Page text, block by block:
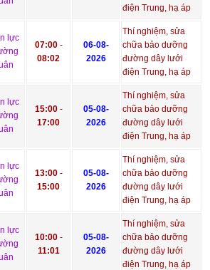
điện Trung, hạ áp
lực
07:00-
08:02
06-08-
2026
Thí nghiệm, sửa
chữa bảo dưỡng
đường dây lưới
điện Trung, hạ áp
lực
15:00-
17:00
05-08-
2026
Thí nghiệm, sửa
chữa bảo dưỡng
đường dây lưới
điện Trung, hạ áp
lực
13:00-
15:00
05-08-
2026
Thí nghiệm, sửa
chữa bảo dưỡng
đường dây lưới
điện Trung, hạ áp
lực
10:00-
11:01
05-08-
2026
Thí nghiệm, sửa
chữa bảo dưỡng
đường dây lưới
điện Trung, hạ áp